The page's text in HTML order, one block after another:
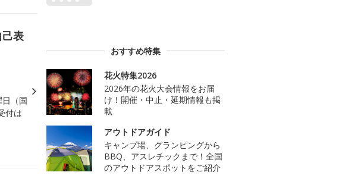
表
（国
付は
おすすめ特集
花火特集2026
2026年の花火大会情報をお届
け！開催・中止・延期情報も掲
載
アウトドアガイド
キャンプ場、グランピングから
BBQ、アスレチックまで！全国
のアウトドアスポットをご紹介